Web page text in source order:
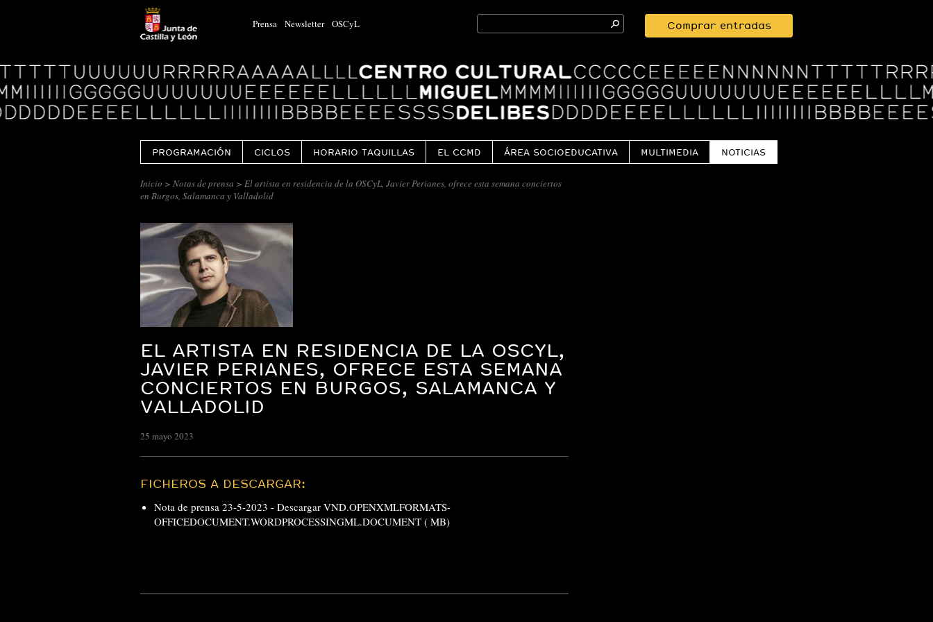
Prensa Newsletter OSCyL
Search
for:
Comprar entradas
Logo
Centro
Cultural
Miguel
Delibes
PROGRAMACIÓN CICLOS HORARIO TAQUILLAS EL CCMD ÁREA SOCIOEDUCATIVA MULTIMEDIA NOTICIAS
Inicio > Notas de prensa > El artista en residencia de la OSCyL, Javier Perianes, ofrece esta semana conciertos
en Burgos, Salamanca y Valladolid
EL ARTISTA EN RESIDENCIA DE LA OSCYL,
JAVIER PERIANES, OFRECE ESTA SEMANA
CONCIERTOS EN BURGOS, SALAMANCA Y
VALLADOLID
25 mayo 2023
FICHEROS A DESCARGAR:
Nota de prensa 23-5-2023 - Descargar VND.OPENXMLFORMATS-
OFFICEDOCUMENT.WORDPROCESSINGML.DOCUMENT ( MB)